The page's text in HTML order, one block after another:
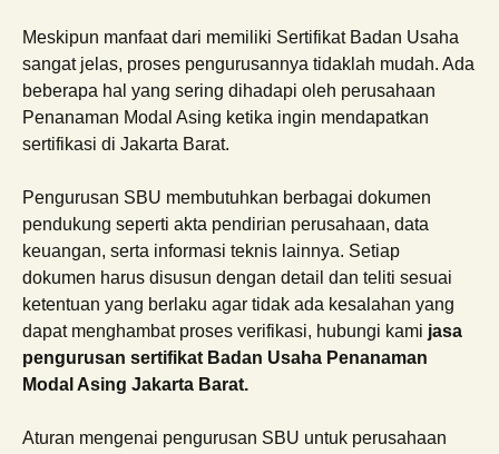
Meskipun manfaat dari memiliki Sertifikat Badan Usaha
sangat jelas, proses pengurusannya tidaklah mudah. Ada
beberapa hal yang sering dihadapi oleh perusahaan
Penanaman Modal Asing ketika ingin mendapatkan
sertifikasi di Jakarta Barat.
Pengurusan SBU membutuhkan berbagai dokumen
pendukung seperti akta pendirian perusahaan, data
keuangan, serta informasi teknis lainnya. Setiap
dokumen harus disusun dengan detail dan teliti sesuai
ketentuan yang berlaku agar tidak ada kesalahan yang
dapat menghambat proses verifikasi, hubungi kami jasa
pengurusan sertifikat Badan Usaha Penanaman
Modal Asing Jakarta Barat.
Aturan mengenai pengurusan SBU untuk perusahaan